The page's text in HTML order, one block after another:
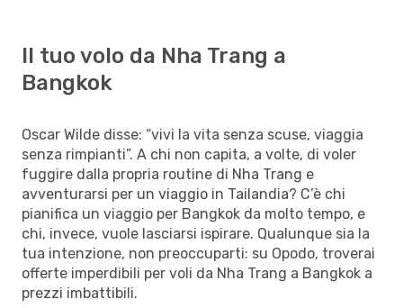
Il tuo volo da Nha Trang a
Bangkok
Oscar Wilde disse: “vivi la vita senza scuse, viaggia
senza rimpianti”. A chi non capita, a volte, di voler
fuggire dalla propria routine di Nha Trang e
avventurarsi per un viaggio in Tailandia? C’è chi
pianifica un viaggio per Bangkok da molto tempo, e
chi, invece, vuole lasciarsi ispirare. Qualunque sia la
tua intenzione, non preoccuparti: su Opodo, troverai
offerte imperdibili per voli da Nha Trang a Bangkok a
prezzi imbattibili.